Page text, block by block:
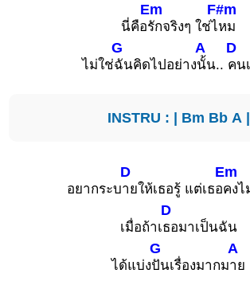
นี่คือ
Em
รักจริงๆ ใช่ไ
F#m
หม
ไม่ใช่
G
ฉันคิดไปอย่าง
A
นั้น..
D
คน
INSTRU : | Bm Bb A|
อยากระบ
D
ายให้เธอรู้ แต่เธอ
Em
คงไ
เมื่อถ้าเ
D
ธอมาเป็นฉัน
ได้แบ่ง
G
ปันเรื่องมากม
A
าย